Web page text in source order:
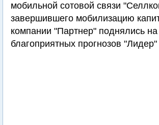
мобильной сотовой связи
завершившего мобилизацию
компании "Партнер" поднялись
благоприятных прогнозов